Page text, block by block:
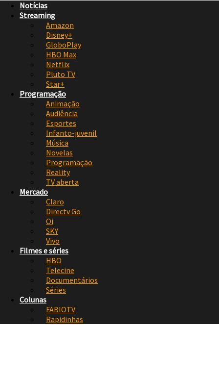
Notícias
Streaming
Amazon
Disney+
GloboPlay
HBO Max
Netflix
Pluto TV
Star+
Programação
Animação
Audiência
Esportes
Infanto-juvenil
Música
Novelas
Programação
Reality
TV aberta
Mercado
Claro
Directv Go
Oi
SKY
Vivo
Filmes e séries
HBO
Telecine
Documentários
Séries
Colunas
FABIOTV
Rapidinhas